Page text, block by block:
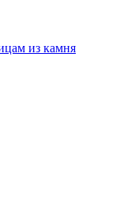
из камня